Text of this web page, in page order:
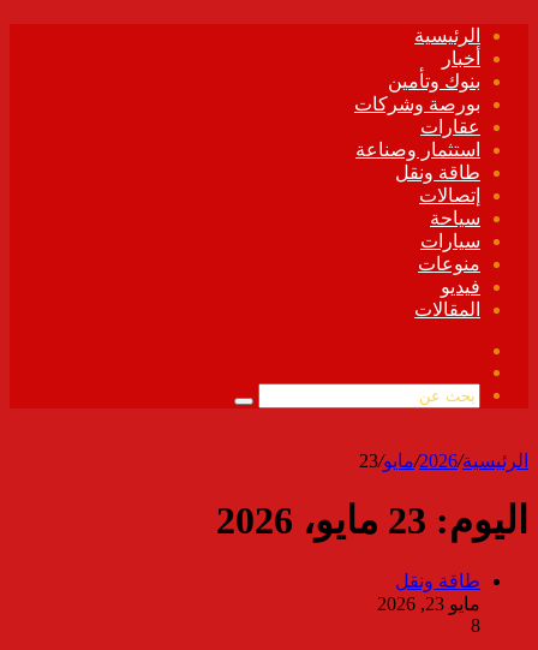
الرئيسية
أخبار
بنوك وتأمين
بورصة وشركات
عقارات
استثمار وصناعة
طاقة ونقل
إتصالات
سياحة
سيارات
منوعات
فيديو
المقالات
الموقع
بحث
الرئيسية/
2026
/مايو/
23
اليوم: 23 مايو، 2026
طاقة ونقل
مايو 23, 2026
8